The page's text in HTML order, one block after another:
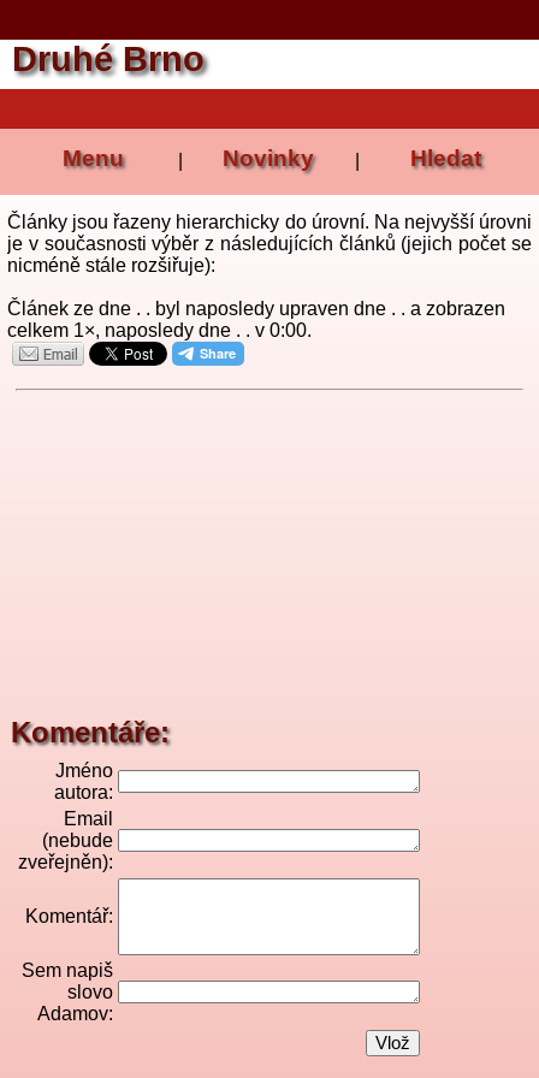
Druhé Brno
Menu Novinky Hledat
Články jsou řazeny hierarchicky do úrovní. Na nejvyšší úrovni
je v současnosti výběr z následujících článků (jejich počet se
nicméně stále rozšiřuje):
Článek ze dne . . byl naposledy upraven dne . . a zobrazen
celkem 1×, naposledy dne . . v 0:00.
Komentáře:
Jméno
autora:
Email
(nebude
zveřejněn):
Komentář:
Sem napiš
slovo
Adamov: